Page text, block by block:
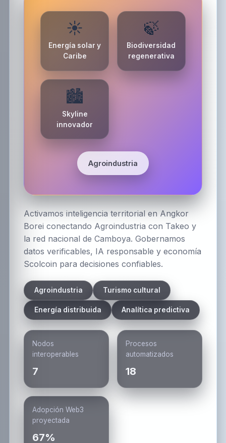
☀️
Energía solar y
Caribe
🍃
Biodiversidad
regenerativa
🏙️
Skyline
innovador
Agroindustria
Activamos inteligencia territorial en Angkor
Borei conectando Agroindustria con Takeo y
la red nacional de Camboya. Gobernamos
datos verificables, IA responsable y economía
Scolcoin para decisiones confiables.
Agroindustria Turismo cultural
Energía distribuida Analítica predictiva
Nodos
interoperables
7
Procesos
automatizados
18
Adopción Web3
proyectada
67%